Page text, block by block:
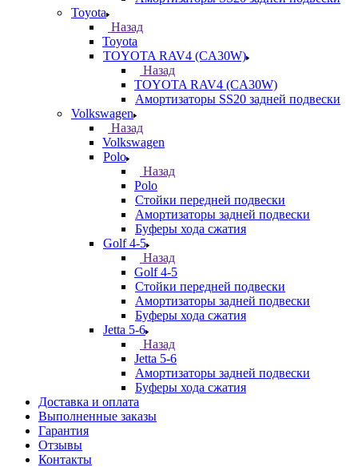
Toyota
Назад
Toyota
TOYOTA RAV4 (CA30W)
Назад
TOYOTA RAV4 (CA30W)
Амортизаторы SS20 задней подвески
Volkswagen
Назад
Volkswagen
Polo
Назад
Polo
Стойки передней подвески
Амортизаторы задней подвески
Буферы хода сжатия
Golf 4-5
Назад
Golf 4-5
Стойки передней подвески
Амортизаторы задней подвески
Буферы хода сжатия
Jetta 5-6
Назад
Jetta 5-6
Амортизаторы задней подвески
Буферы хода сжатия
Доставка и оплата
Выполненные заказы
Гарантия
Отзывы
Контакты